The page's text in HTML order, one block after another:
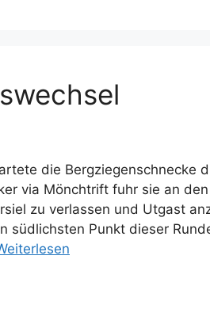
die Bergziegenschnecke
via Mönchtrift fuhr sie an
zu verlassen und Utgast
südlichsten Punkt dieser